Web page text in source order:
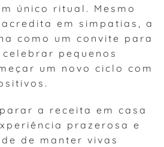
único ritual. Mesmo
em simpatias, a
como um convite para
pequenos
um novo ciclo com
a receita em casa
prazerosa e
de manter vivas